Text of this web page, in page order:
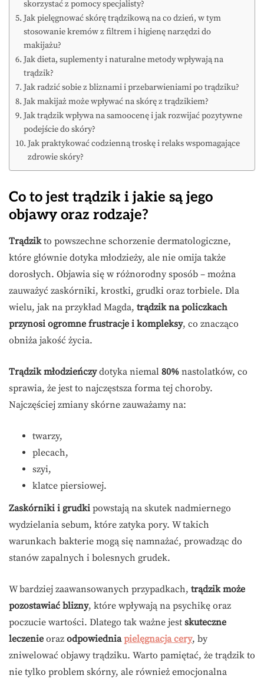
skorzystać z pomocy specjalisty?
Jak pielęgnować skórę trądzikową na co dzień, w tym
stosowanie kremów z filtrem i higienę narzędzi do
makijażu?
Jak dieta, suplementy i naturalne metody wpływają na
trądzik?
Jak radzić sobie z bliznami i przebarwieniami po trądziku?
Jak makijaż może wpływać na skórę z trądzikiem?
Jak trądzik wpływa na samoocenę i jak rozwijać pozytywne
podejście do skóry?
Jak praktykować codzienną troskę i relaks wspomagające
zdrowie skóry?
Co to jest trądzik i jakie są jego
objawy oraz rodzaje?
Trądzikto powszechne schorzenie dermatologiczne,
które głównie dotyka młodzieży, ale nie omija także
dorosłych. Objawia się w różnorodny sposób – można
zauważyć zaskórniki, krostki, grudki oraz torbiele. Dla
wielu, jak na przykład Magda, trądzik na policzkach
przynosi ogromne frustracje i kompleksy, co znacząco
obniża jakość życia.
Trądzik młodzieńczydotyka niemal 80% nastolatków, co
sprawia, że jest to najczęstsza forma tej choroby.
Najczęściej zmiany skórne zauważamy na:
twarzy,
plecach,
szyi,
klatce piersiowej.
Zaskórniki i grudki powstają na skutek nadmiernego
wydzielania sebum, które zatyka pory. W takich
warunkach bakterie mogą się namnażać, prowadząc do
stanów zapalnych i bolesnych grudek.
W bardziej zaawansowanych przypadkach, trądzik może
pozostawiać blizny, które wpływają na psychikę oraz
poczucie wartości. Dlatego tak ważne jest skuteczne
leczenie oraz odpowiedniapielęgnacja cery, by
zniwelować objawy trądziku. Warto pamiętać, że trądzik to
nie tylko problem skórny, ale również emocjonalna